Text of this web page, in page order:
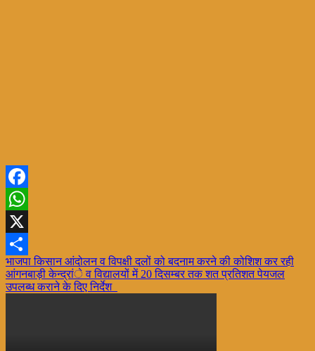
Facebook
WhatsApp
X
Share
Post
navigation
भाजपा किसान आंदोलन व विपक्षी दलों को बदनाम करने की कोशिश कर रही
आंगनबाड़ी केन्द्रांे व विद्यालयों में 20 दिसम्बर तक शत प्रतिशत पेयजल
उपलब्ध कराने के दिए निर्देश